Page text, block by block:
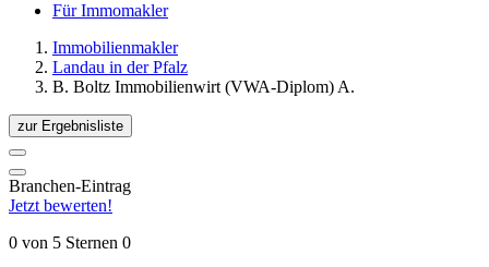
Für Immomakler
Immobilienmakler
Landau in der Pfalz
B. Boltz Immobilienwirt (VWA-Diplom) A.
zurErgebnisliste
Branchen-Eintrag
Jetzt bewerten!
0 von 5 Sternen 0